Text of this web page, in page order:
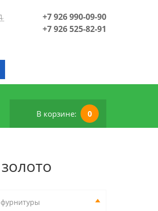
+7 926 990-09-90
+7 926 525-82-91
В корзине: 0